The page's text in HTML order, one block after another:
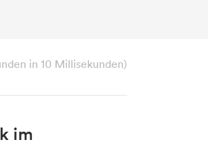
in 10 Millisekunden)
im